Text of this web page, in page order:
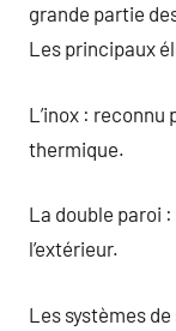
grande partie
Les principaux
L’inox :
thermique.
La double paroi
l’extérieur.
Les systèmes